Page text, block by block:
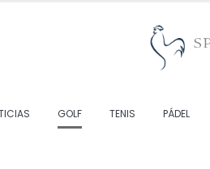
GOLF TENIS PÁDEL